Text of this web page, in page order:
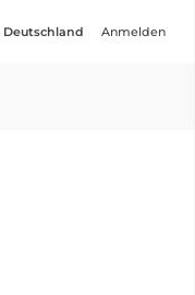
Deutschland Anmelden